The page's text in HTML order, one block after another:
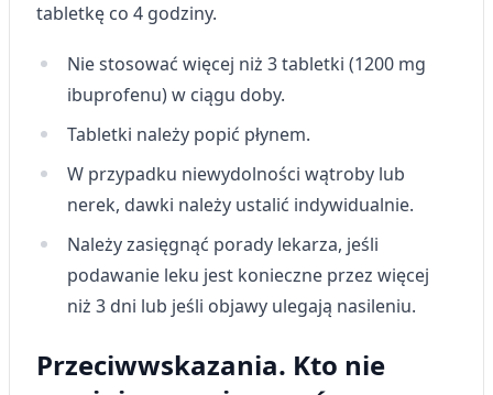
tabletkę co 4 godziny.
Nie stosować więcej niż 3 tabletki (1200 mg
ibuprofenu) w ciągu doby.
Tabletki należy popić płynem.
W przypadku niewydolności wątroby lub
nerek, dawki należy ustalić indywidualnie.
Należy zasięgnąć porady lekarza, jeśli
podawanie leku jest konieczne przez więcej
niż 3 dni lub jeśli objawy ulegają nasileniu.
Przeciwwskazania. Kto nie